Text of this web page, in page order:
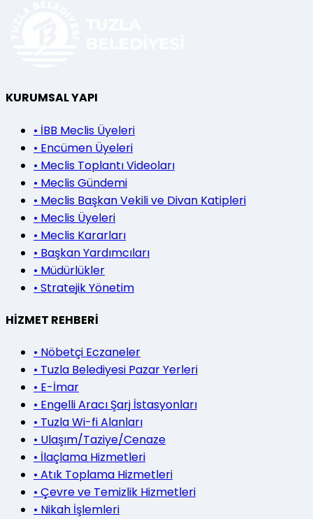
KURUMSAL YAPI
• İBB Meclis Üyeleri
• Encümen Üyeleri
• Meclis Toplantı Videoları
• Meclis Gündemi
• Meclis Başkan Vekili ve Divan Katipleri
• Meclis Üyeleri
• Meclis Kararları
• Başkan Yardımcıları
• Müdürlükler
• Stratejik Yönetim
HİZMET REHBERİ
• Nöbetçi Eczaneler
• Tuzla Belediyesi Pazar Yerleri
• E-İmar
• Engelli Aracı Şarj İstasyonları
• Tuzla Wi-fi Alanları
• Ulaşım/Taziye/Cenaze
• İlaçlama Hizmetleri
• Atık Toplama Hizmetleri
• Çevre ve Temizlik Hizmetleri
• Nikah İşlemleri